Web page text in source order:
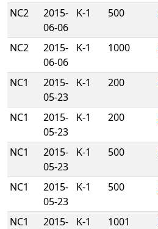
NC2
2015-
06-06
K-1 500
NC2
2015-
06-06
K-1 1000
NC1
2015-
05-23
K-1 200
NC1
2015-
05-23
K-1 200
NC1
2015-
05-23
K-1 500
NC1
2015-
05-23
K-1 500
NC1
2015-
K-1 1001